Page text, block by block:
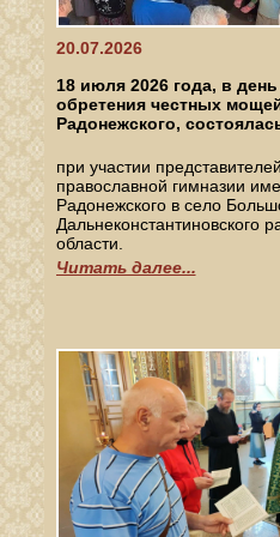
20.07.2026
18 июля 2026 года, в
обретения честных
Радонежского,
при участии
православной гимназии
Радонежского в село
Дальнеконстантиновского
области.
Читать далее...